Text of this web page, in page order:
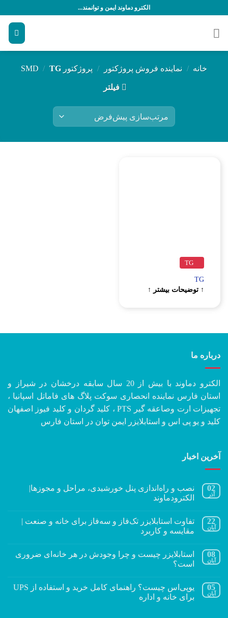
محتوا
الکترو دماوند ایمن و توانمند...
خانه / نماینده فروش پروژکتور / پروژکتور SMD / TG
فیلتر
TG
TG
↑ توضیحات بیشتر ↑
درباره ما
الکترو دماوند با بیش از 20 سال سابقه درخشان در شیراز و
استان فارس نماینده انحصاری سوکت پلاگ های فاماتل اسپانیا ،
تجهیزات ارت وصاعقه گیر PTS ، کلید گردان و کلید فیوز اصفهان
کلید و یو پی اس و استابلایزر ایمن توان در استان فارس
آخرین اخبار
02
آذر
نصب و راه‌اندازی پنل خورشیدی، مراحل و مجوزها|
الکترودماوند
22
آبان
تفاوت استابلایزر تک‌فاز و سه‌فاز برای خانه و صنعت |
مقایسه و کاربرد
08
آبان
استابلایزر چیست و چرا وجودش در هر خانه‌ای ضروری
است؟
05
آبان
یوپی‌اس چیست؟ راهنمای کامل خرید و استفاده از UPS
برای خانه و اداره